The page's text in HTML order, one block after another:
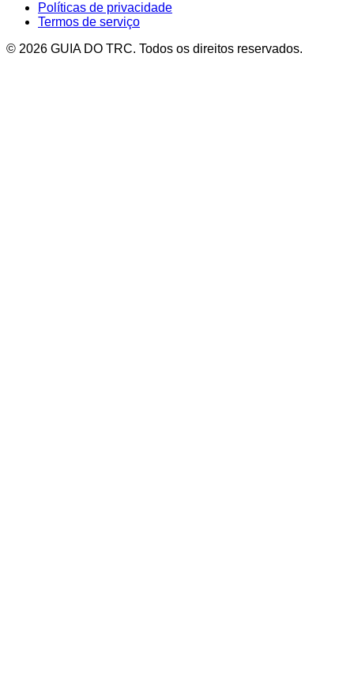
Políticas de privacidade
Termos de serviço
© 2026 GUIA DO TRC. Todos os direitos reservados.